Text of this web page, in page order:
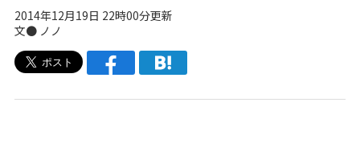
2014年12月19日 22時00分更新
文● ノノ